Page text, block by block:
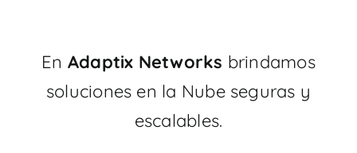
En Adaptix Networks brindamos
soluciones en la Nube seguras y
escalables.